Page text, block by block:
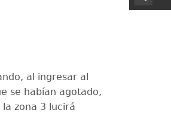
al ingresar al
se habían agotado,
zona 3 lucirá